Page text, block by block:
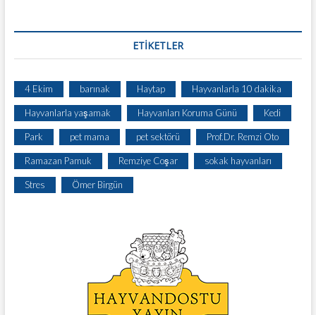
ETIKETLER
4 Ekim barınak Haytap Hayvanlarla 10 dakika
Hayvanlarla yaşamak Hayvanları Koruma Günü Kedi
Park pet mama pet sektörü Prof.Dr. Remzi Oto
Ramazan Pamuk Remziye Coşar sokak hayvanları
Stres Ömer Birgün